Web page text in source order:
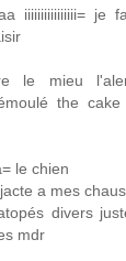
iiiiiiiiiiiiiiii= je
le mieu
the
le chien
a mes
divers
mdr